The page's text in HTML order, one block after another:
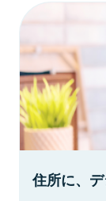
住所に、デ